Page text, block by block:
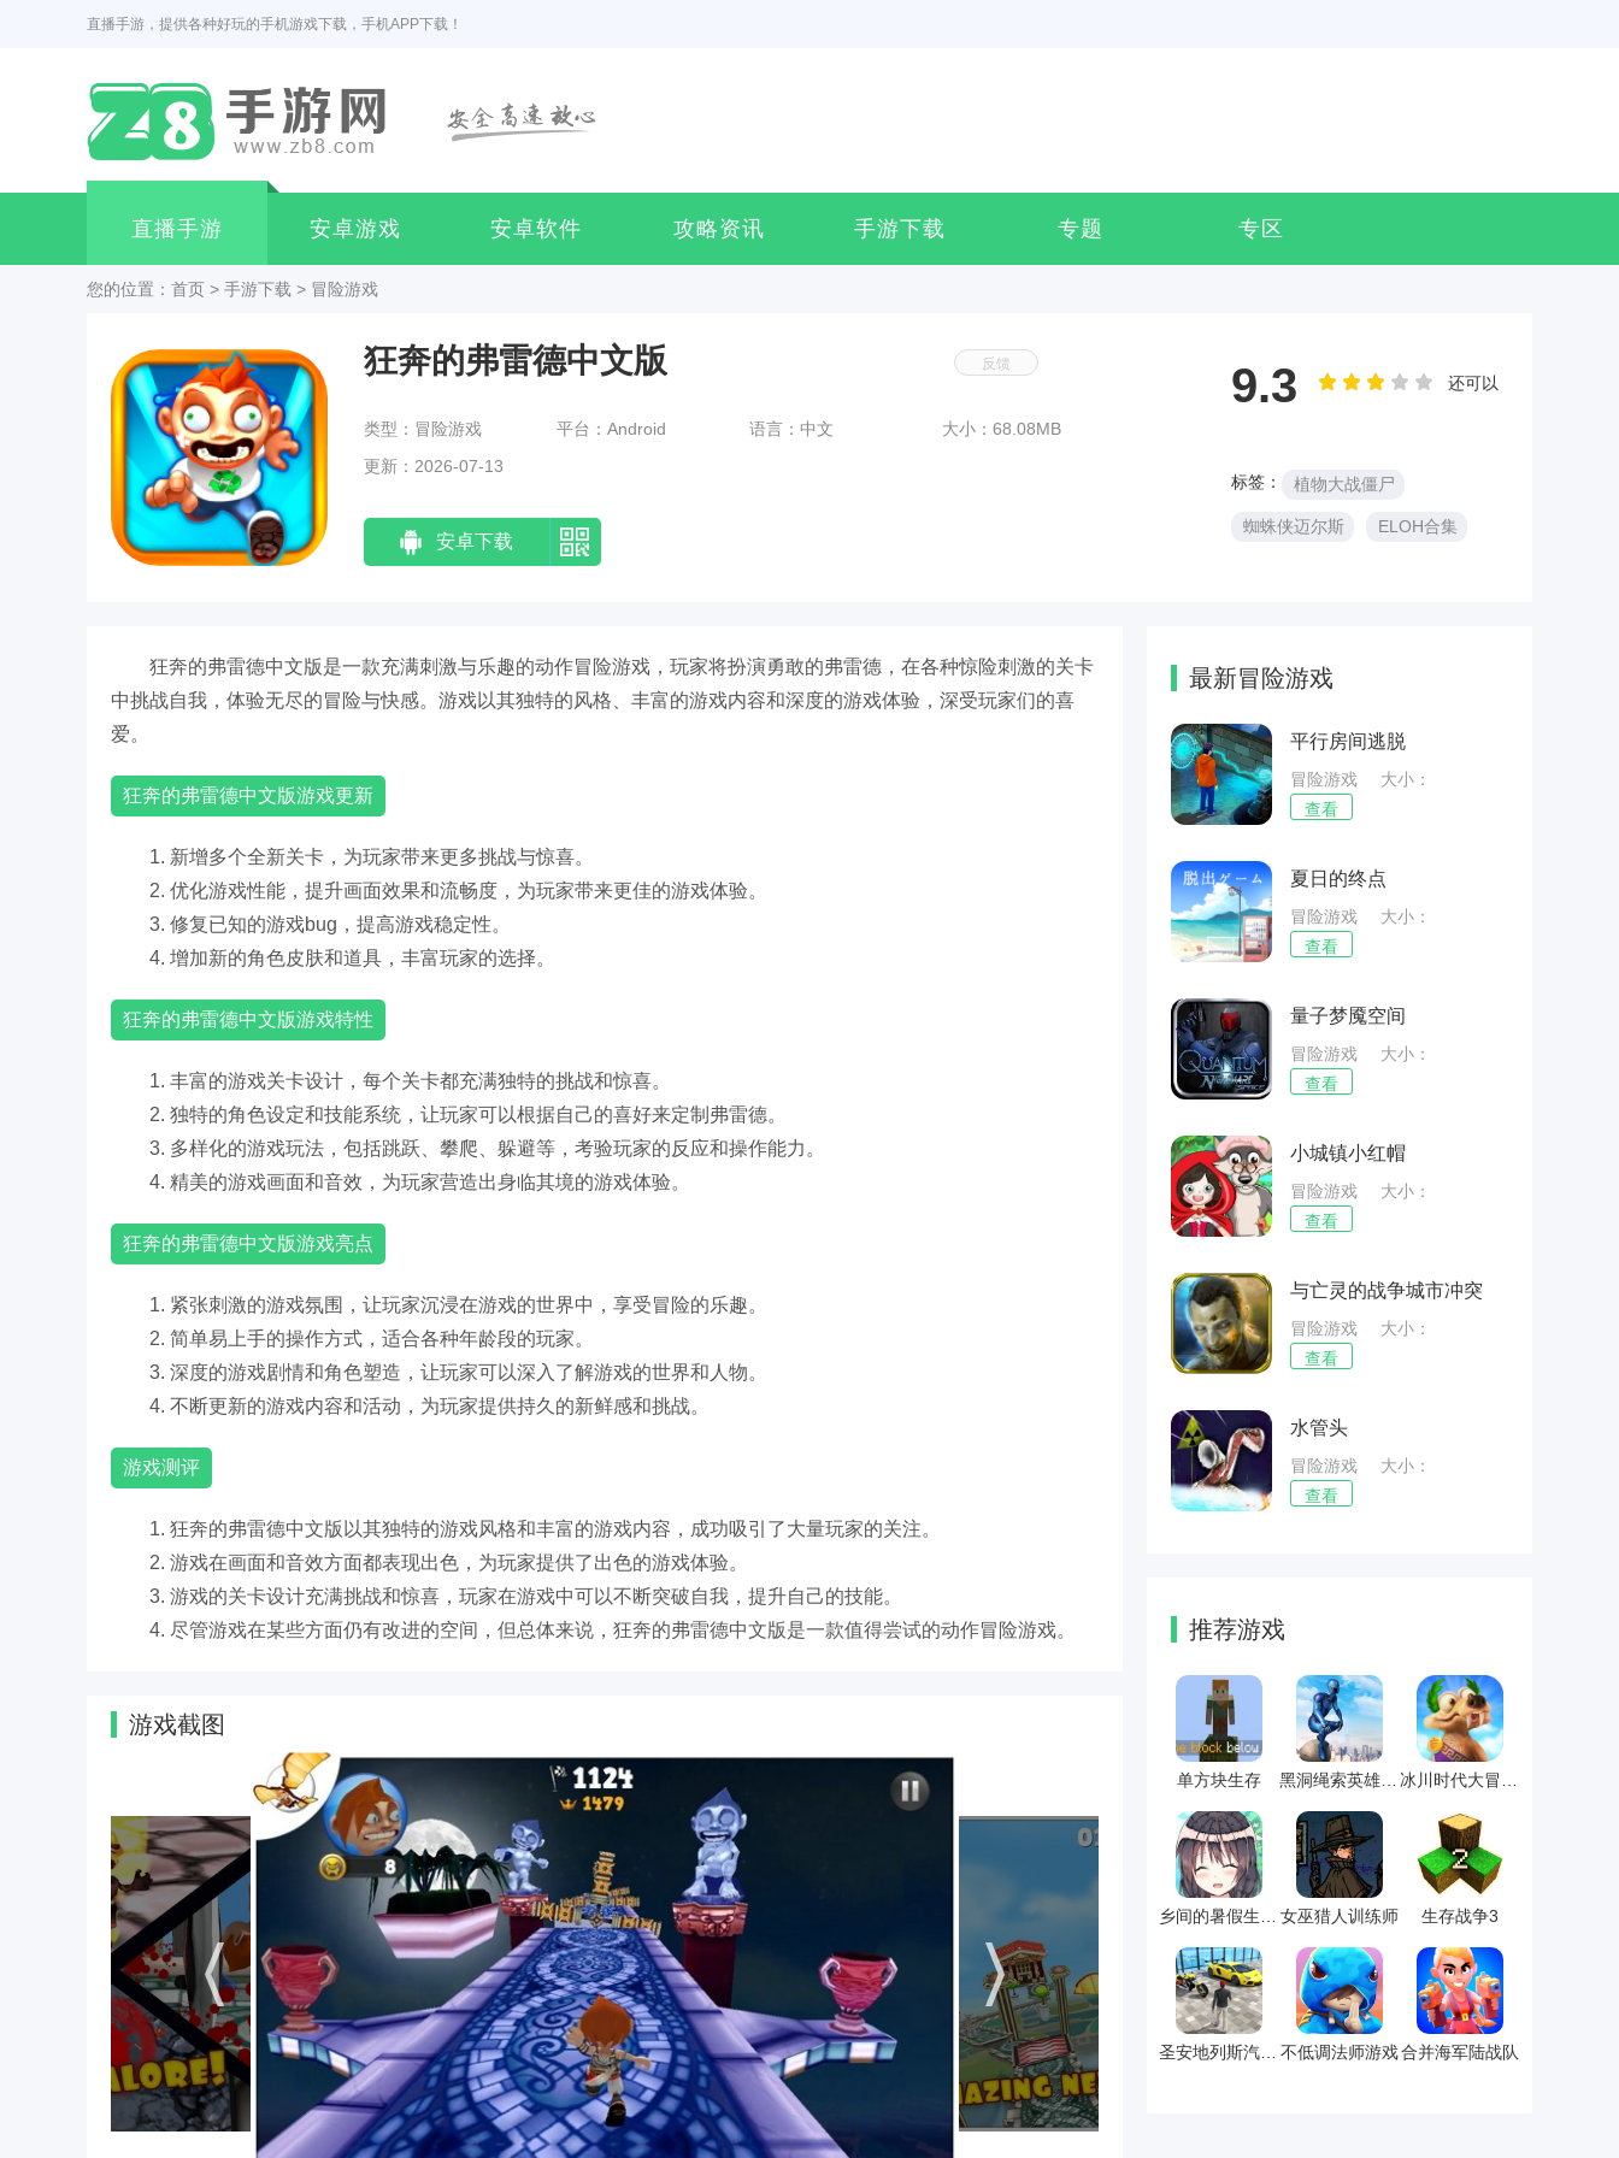
直播手游，提供各种好玩的手机游戏下载，手机APP下载！
直播手游 安卓游戏 安卓软件 攻略资讯 手游下载 专题 专区
您的位置： 首页 > 手游下载 > 冒险游戏
类型：冒险游戏 平台：Android 语言：中文
大小：68.08MB
更新：2026-07-13
安卓下载
还可以
9.3
标签： 植物大战僵尸
蜘蛛侠迈尔斯 ELOH合集
狂奔的弗雷德中文版
狂奔的弗雷德中文版是一款充满刺激与乐趣的动作冒险游戏，玩家将扮演勇敢的弗雷德，在各种惊险刺激的关卡
中挑战自我，体验无尽的冒险与快感。游戏以其独特的风格、丰富的游戏内容和深度的游戏体验，深受玩家们的喜
爱。
狂奔的弗雷德中文版游戏更新
1. 新增多个全新关卡，为玩家带来更多挑战与惊喜。
2. 优化游戏性能，提升画面效果和流畅度，为玩家带来更佳的游戏体验。
3. 修复已知的游戏bug，提高游戏稳定性。
4. 增加新的角色皮肤和道具，丰富玩家的选择。
狂奔的弗雷德中文版游戏特性
1. 丰富的游戏关卡设计，每个关卡都充满独特的挑战和惊喜。
2. 独特的角色设定和技能系统，让玩家可以根据自己的喜好来定制弗雷德。
3. 多样化的游戏玩法，包括跳跃、攀爬、躲避等，考验玩家的反应和操作能力。
4. 精美的游戏画面和音效，为玩家营造出身临其境的游戏体验。
狂奔的弗雷德中文版游戏亮点
1. 紧张刺激的游戏氛围，让玩家沉浸在游戏的世界中，享受冒险的乐趣。
2. 简单易上手的操作方式，适合各种年龄段的玩家。
3. 深度的游戏剧情和角色塑造，让玩家可以深入了解游戏的世界和人物。
4. 不断更新的游戏内容和活动，为玩家提供持久的新鲜感和挑战。
游戏测评
1. 狂奔的弗雷德中文版以其独特的游戏风格和丰富的游戏内容，成功吸引了大量玩家的关注。
2. 游戏在画面和音效方面都表现出色，为玩家提供了出色的游戏体验。
3. 游戏的关卡设计充满挑战和惊喜，玩家在游戏中可以不断突破自我，提升自己的技能。
4. 尽管游戏在某些方面仍有改进的空间，但总体来说，狂奔的弗雷德中文版是一款值得尝试的动作冒险游戏。
游戏截图
最新冒险游戏
平行房间逃脱
冒险游戏
大小：
120.29MB
查看
夏日的终点
冒险游戏
大小：
82.86MB
查看
量子梦魇空间
冒险游戏
大小：
83.71MB
查看
小城镇小红帽
冒险游戏
大小：
111.05MB
查看
与亡灵的战争城市冲突
冒险游戏
大小：
63.79MB
查看
水管头
冒险游戏
大小：
75.75MB
查看
推荐游戏
单方块生存 黑洞绳索英雄游戏
女巫猎人训练师 ​生存战争3
不低调法师游戏合并海军陆战队
反馈